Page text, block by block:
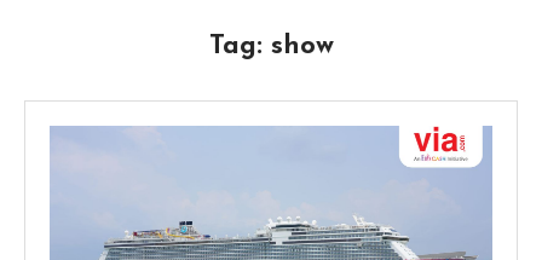
Tag: show